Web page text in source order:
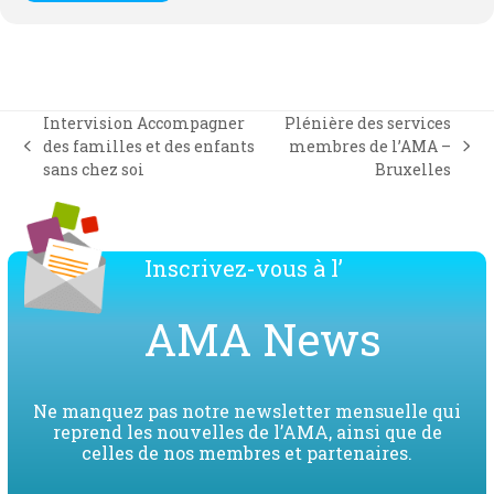
previous
post:
Intervision Accompagner
des familles et des enfants
sans chez soi
next
Plénière des services
membres de l’AMA –
Bruxelles
Inscrivez-vous à l’
AMA News
Ne manquez pas notre newsletter mensuelle qui
reprend les nouvelles de l’AMA, ainsi que de
celles de nos membres et partenaires.